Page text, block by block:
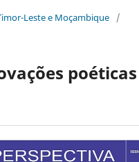
Leste e Moçambique
/